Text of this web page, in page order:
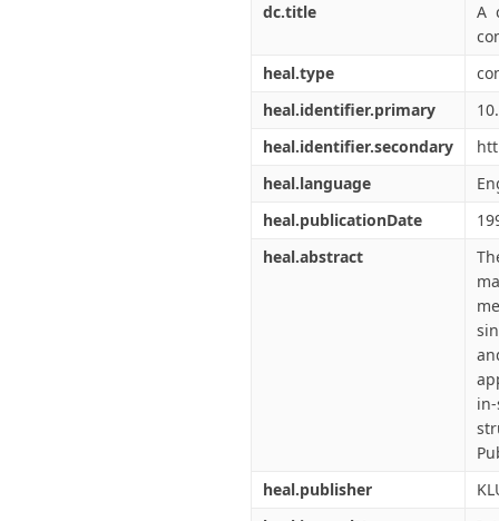
dc.title
A
heal.type
heal.identifier.primary
heal.identifier.secondary
heal.language
heal.publicationDate
heal.abstract
heal.publisher